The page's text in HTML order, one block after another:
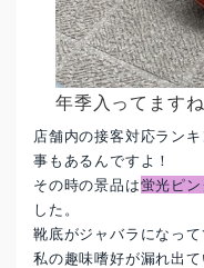
年季入ってますね
店舗内の接客対応ラン
事もあるんですよ！
その時の景品は蛍光ピン
した。
靴底がジャバラになっ
私の趣味嗜好が漏れ出